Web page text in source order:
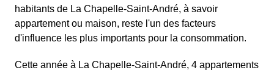
habitants de La Chapelle-Saint-André, à savoir
appartement ou maison, reste l'un des facteurs
d'influence les plus importants pour la consommation.
Cette année à La Chapelle-Saint-André, 4 appartements